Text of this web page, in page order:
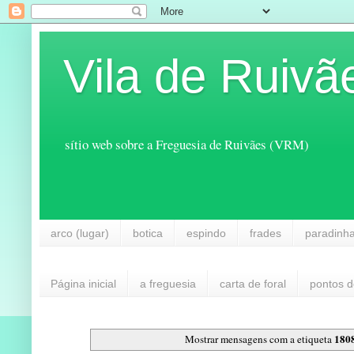
Vila de
sítio web sobre a Freguesia de Ruivães (VRM)
arco (lugar) botica espindo frades
Página inicial a freguesia carta de foral pontos
Mostrar mensagens com a etiqueta